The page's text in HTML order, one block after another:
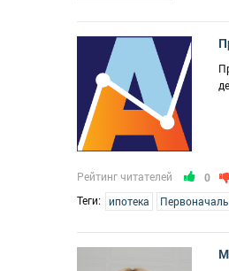
Рейтинг читателей 0
Теги:
ипотека